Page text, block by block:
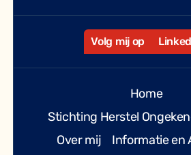
Volg mij op
Home
Stichting Herstel
Over mij
Informatie en